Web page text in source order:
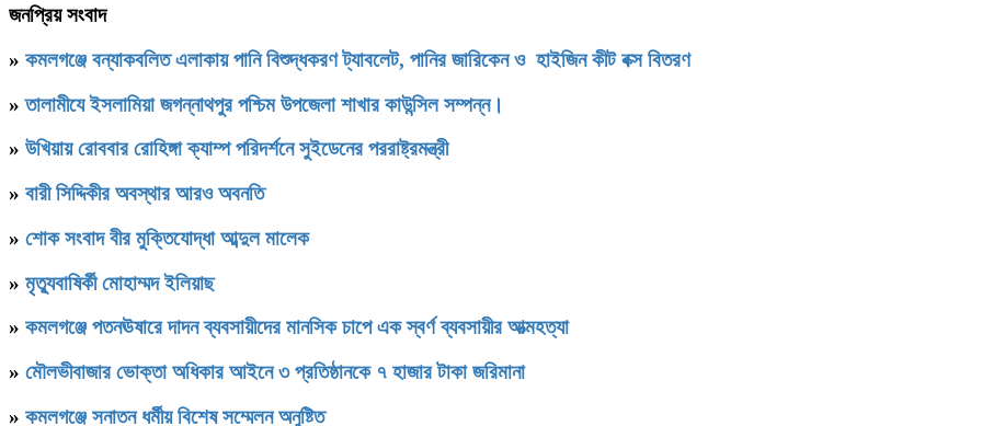
জনপ্রিয় সংবাদ
» কমলগঞ্জে বন্যাকবলিত এলাকায় পানি বিশুদ্ধকরণ ট্যাবলেট, পানির জারিকেন ও হাইজিন কীট বক্স বিতরণ
»‎তালামীযে ইসলামিয়া জগন্নাথপুর পশ্চিম উপজেলা শাখার কাউন্সিল সম্পন্ন।
» উখিয়ায় রোববার রোহিঙ্গা ক্যাম্প পরিদর্শনে সুইডেনের পররাষ্ট্রমন্ত্রী
» বারী সিদ্দিকীর অবস্থার আরও অবনতি
» শোক সংবাদ বীর মুক্তিযোদ্ধা আব্দুল মালেক
» মৃত্যুবাষির্কী মোহাম্মদ ইলিয়াছ
» কমলগঞ্জে পতনঊষারে দাদন ব্যবসায়ীদের মানসিক চাপে এক স্বর্ণ ব্যবসায়ীর আত্মহত্যা
» মৌলভীবাজার ভোক্তা অধিকার আইনে ৩ প্রতিষ্ঠানকে ৭ হাজার টাকা জরিমানা
» কমলগঞ্জে সনাতন ধর্মীয় বিশেষ সম্মেলন অনুষ্টিত